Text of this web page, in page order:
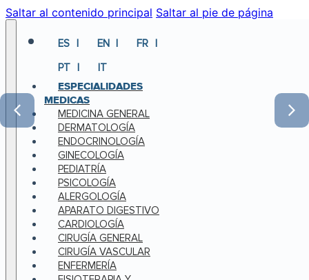
Saltar al contenido principal Saltar al pie de página
ES EN
FR
PT
IT
ESPECIALIDADES
MEDICAS
MEDICINA GENERAL
DERMATOLOGÍA
ENDOCRINOLOGÍA
GINECOLOGÍA
PEDIATRÍA
PSICOLOGÍA
ALERGOLOGÍA
APARATO DIGESTIVO
CARDIOLOGÍA
CIRUGÍA GENERAL
CIRUGÍA VASCULAR
ENFERMERÍA